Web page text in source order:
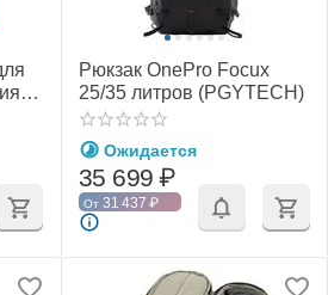
Рюкзак OnePro Focux
25/35 литров (PGYTECH)
Ожидается
35 699 ₽
От 31 437 ₽